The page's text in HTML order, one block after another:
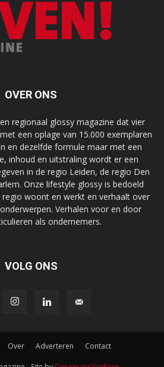
OVER ONS
regionaal glossy magazine dat vier
een oplage van 15.000 exemplaren
en dezelfde formule maar met een
inhoud en uitstraling wordt er een
in de regio Leiden, de regio Den
Onze lifestyle glossy is bedoeld
woont en werkt en verhaalt over
Verhalen voor en door
als ondernemers.
VOLG ONS
Over Adverteren Contact